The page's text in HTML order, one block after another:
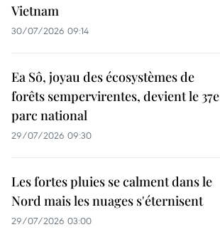
Vietnam
30/07/2026 09:14
Ea Sô, joyau des écosystèmes de
forêts sempervirentes, devient le 37e
parc national
29/07/2026 09:30
Les fortes pluies se calment dans le
Nord mais les nuages s'éternisent
29/07/2026 03:00